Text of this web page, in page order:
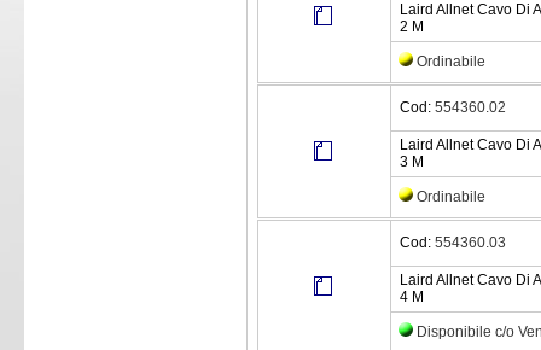
Laird Allnet Cavo Di
2 M
Ordinabile
Cod: 554360.02
Laird Allnet Cavo Di
3 M
Ordinabile
Cod: 554360.03
Laird Allnet Cavo Di
4 M
Disponibile c/o